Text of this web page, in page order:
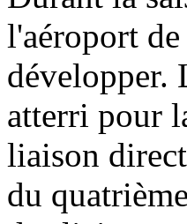
l'aéroport
développer.
atterri pour
liaison
du